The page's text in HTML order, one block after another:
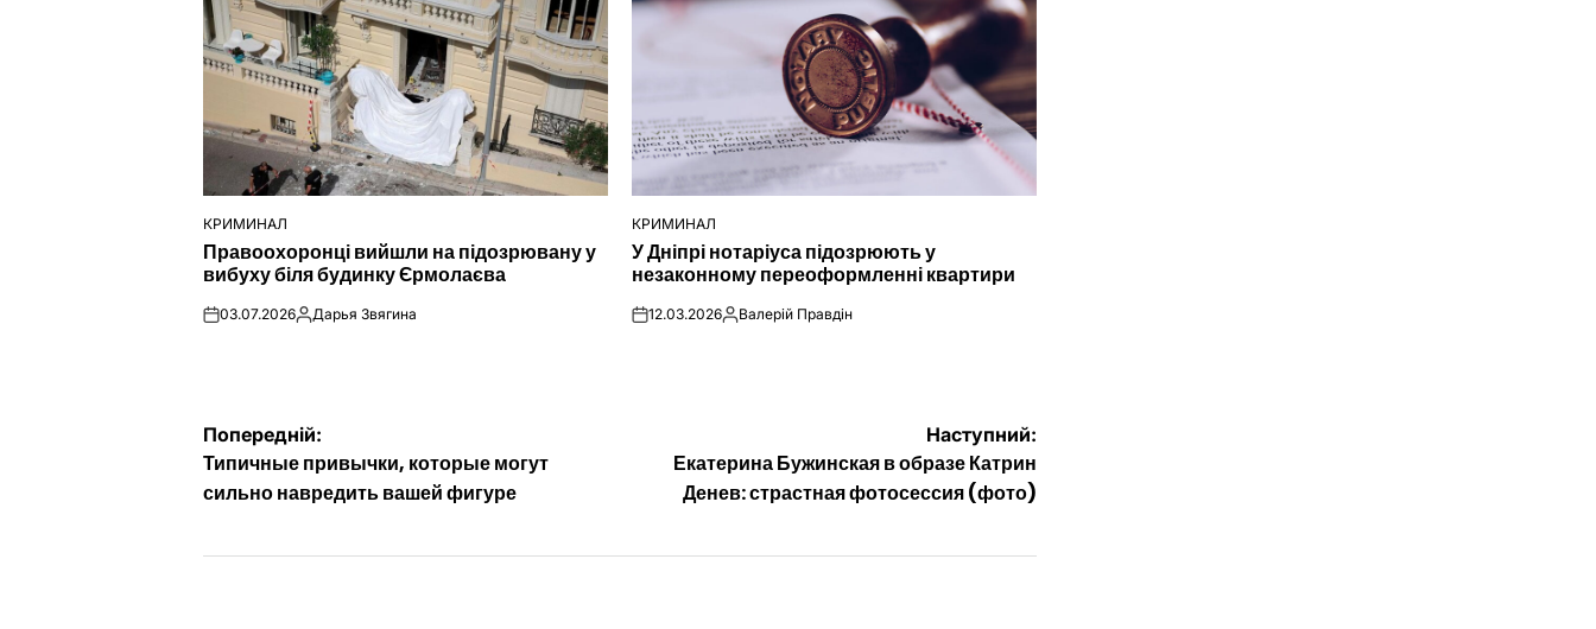
ОПУБЛІКУВАТИ
КРИМИНАЛ
Правоохоронці вийшли на підозрювану у
вибуху біля будинку Єрмолаєва
on03.07.2026Опубліковано
Дарья Звягина
ОПУБЛІКУВАТИ
У
КРИМИНАЛ
У Дніпрі нотаріуса підозрюють у
незаконному переоформленні квартири
on12.03.2026Опубліковано
Валерій Правдін
Навігація
записів
Попередній:
Типичные привычки, которые могут
сильно навредить вашей фигуре
Наступний:
Екатерина Бужинская в образе Катрин
Денев: страстная фотосессия (фото)